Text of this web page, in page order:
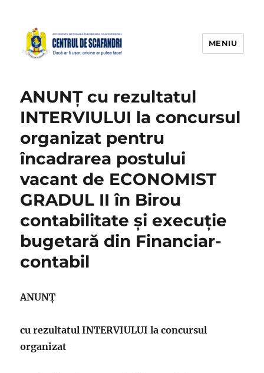
MENIU
ANUNŢ cu rezultatul
INTERVIULUI la concursul
organizat pentru
încadrarea postului
vacant de ECONOMIST
GRADUL II în Birou
contabilitate și execuție
bugetară din Financiar-
contabil
ANUNŢ
cu rezultatul INTERVIULUI la concursul
organizat